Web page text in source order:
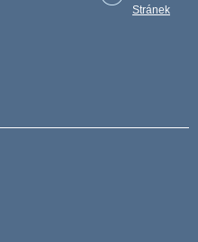
Stránek